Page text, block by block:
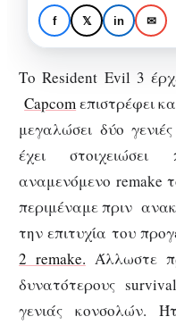
Resident
και
Gameplay
f 𝕏 in ✉
Το Resident Evil 3
Capcomεπιστρέφει
μεγαλώσει δύο
έχει στοιχειώσει
αναμενόμενο remake
περιμέναμε πριν
την επιτυχία του
2 remake. Άλλωστε
δυνατότερους
γενιάς κονσολών.